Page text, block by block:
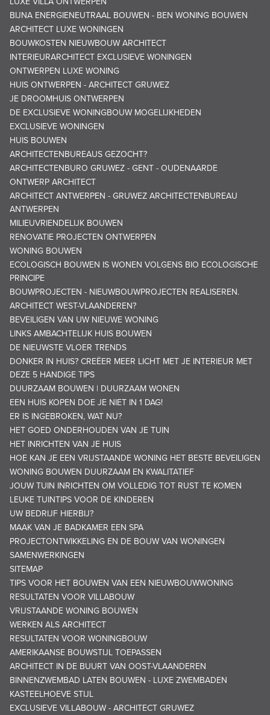
BIJNA ENERGIENEUTRAAL BOUWEN - BEN WONING BOUWEN
ARCHITECT LUXE WONINGEN
BOUWKOSTEN NIEUWBOUW ARCHITECT
INTERIEURARCHITECT EXCLUSIEVE WONINGEN
ONTWERPEN LUXE WONING
HUIS ONTWERPEN - ARCHITECT GRUWEZ
JE DROOMHUIS ONTWERPEN
DE EXCLUSIEVE WONINGBOUW MOGELIJKHEDEN
EXCLUSIEVE WONINGEN
HUIS BOUWEN
ARCHITECTENBUREAUS GEZOCHT?
ARCHITECTENBURO GRUWEZ - GENT - OUDENAARDE
ONTWERP ARCHITECT
ARCHITECT ANTWERPEN - GRUWEZ ARCHITECTENBUREAU
ANTWERPEN
MILIEUVRIENDELIJK BOUWEN
RENOVATIE PROJECTEN ONTWERPEN
WONING BOUWEN
ECOLOGISCH BOUWEN IS WONEN VOLGENS BIO ECOLOGISCHE
PRINCIPE
BOUWPROJECTEN - NIEUWBOUWPROJECTEN REALISEREN.
ARCHITECT WEST-VLAANDEREN?
BEVEILIGEN VAN UW NIEUWE WONING
LINKS AMBACHTELIJK HUIS BOUWEN
DE NIEUWSTE VLOER TRENDS
DONKER IN HUIS? CREËER MEER LICHT MET JE INTERIEUR MET
DEZE 5 HANDIGE TIPS
DUURZAAM BOUWEN | DUURZAAM WONEN
EEN HUIS KOPEN DOE JE NIET IN 1 DAG!
ER IS INGEBROKEN, WAT NU?
HET GOED ONDERHOUDEN VAN JE TUIN
HET INRICHTEN VAN JE HUIS
HOE KAN JE EEN VRIJSTAANDE WONING HET BESTE BEVEILIGEN
WONING BOUWEN DUURZAAM EN KWALITATIEF
JOUW TUIN INRICHTEN OM VOLLEDIG TOT RUST TE KOMEN
LEUKE TUINTIPS VOOR DE KINDEREN
UW BEDRIJF HIERBIJ?
MAAK VAN JE BADKAMER EEN SPA
PROJECTONTWIKKELING EN DE BOUW VAN WONINGEN
SAMENWERKINGEN
SITEMAP
TIPS VOOR HET BOUWEN VAN EEN NIEUWBOUWWONING
RESULTATEN VOOR VILLABOUW
VRIJSTAANDE WONING BOUWEN
WERKEN ALS ARCHITECT
RESULTATEN VOOR WONINGBOUW
AMERIKAANSE BOUWSTIJL TOEPASSEN
ARCHITECT IN DE BUURT VAN OOST-VLAANDEREN
BINNENZWEMBAD LATEN BOUWEN - LUXE ZWEMBADEN
KASTEELHOEVE STIJL
EXCLUSIEVE VILLABOUW - ARCHITECT GRUWEZ